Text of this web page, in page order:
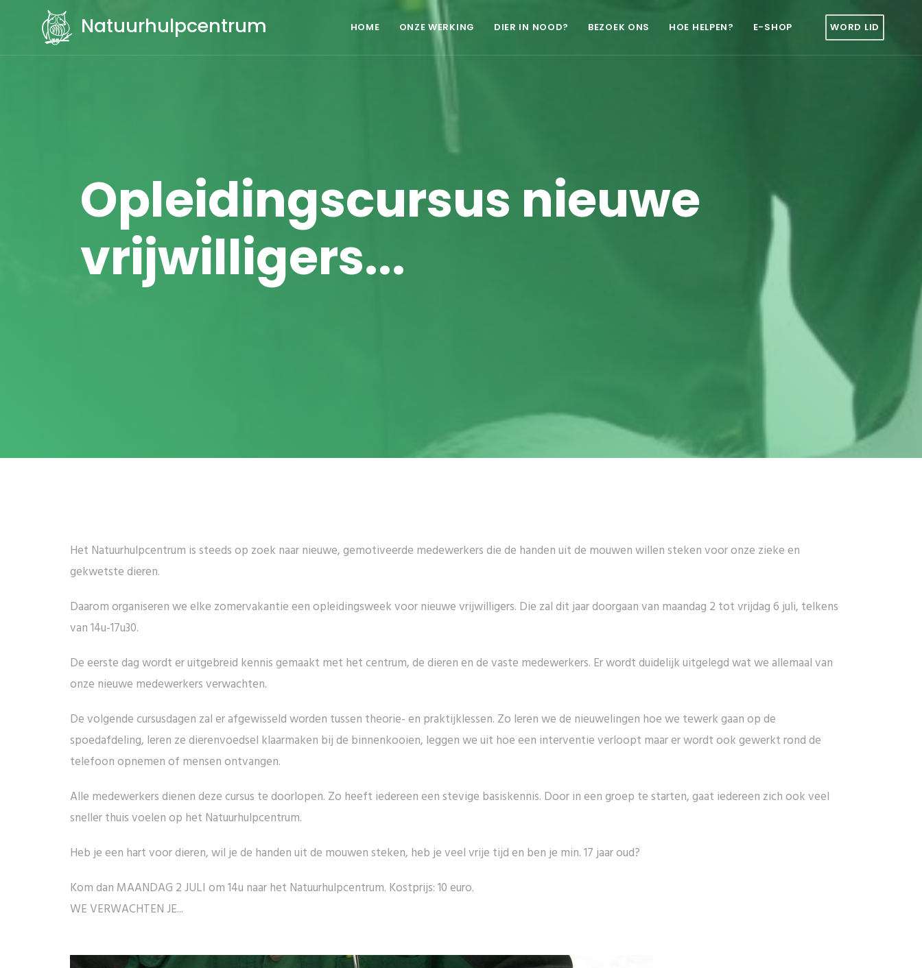
Natuurhulpcentrum HOME ONZE WERKING DIER IN NOOD? BEZOEK ONS HOE HELPEN? E-SHOP WORD LID
Opleidingscursus nieuwe
vrijwilligers...
Het Natuurhulpcentrum is steeds op zoek naar nieuwe, gemotiveerde medewerkers die de handen uit de mouwen willen steken voor onze zieke en
gekwetste dieren.
Daarom organiseren we elke zomervakantie een opleidingsweek voor nieuwe vrijwilligers. Die zal dit jaar doorgaan van maandag 2 tot vrijdag 6 juli, telkens
van 14u-17u30.
De eerste dag wordt er uitgebreid kennis gemaakt met het centrum, de dieren en de vaste medewerkers. Er wordt duidelijk uitgelegd wat we allemaal van
onze nieuwe medewerkers verwachten.
De volgende cursusdagen zal er afgewisseld worden tussen theorie- en praktijklessen. Zo leren we de nieuwelingen hoe we tewerk gaan op de
spoedafdeling, leren ze dierenvoedsel klaarmaken bij de binnenkooien, leggen we uit hoe een interventie verloopt maar er wordt ook gewerkt rond de
telefoon opnemen of mensen ontvangen.
Alle medewerkers dienen deze cursus te doorlopen. Zo heeft iedereen een stevige basiskennis. Door in een groep te starten, gaat iedereen zich ook veel
sneller thuis voelen op het Natuurhulpcentrum.
Heb je een hart voor dieren, wil je de handen uit de mouwen steken, heb je veel vrije tijd en ben je min. 17 jaar oud?
Kom dan MAANDAG 2 JULI om 14u naar het Natuurhulpcentrum. Kostprijs: 10 euro.
WE VERWACHTEN JE...